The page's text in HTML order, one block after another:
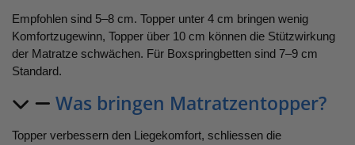
Empfohlen sind 5–8 cm. Topper unter 4 cm bringen wenig
Komfortzugewinn, Topper über 10 cm können die Stützwirkung
der Matratze schwächen. Für Boxspringbetten sind 7–9 cm
Standard.
Was bringen Matratzentopper?
Topper verbessern den Liegekomfort, schliessen die